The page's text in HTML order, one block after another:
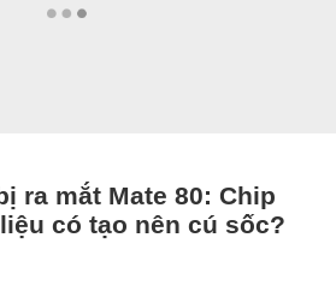
ra mắt Mate 80: Chip
có tạo nên cú sốc?